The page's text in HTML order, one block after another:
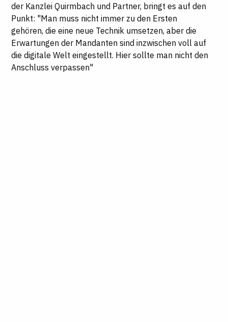
der Kanzlei Quirmbach und Partner, bringt es auf den
Punkt: "Man muss nicht immer zu den Ersten
gehören, die eine neue Technik umsetzen, aber die
Erwartungen der Mandanten sind inzwischen voll auf
die digitale Welt eingestellt. Hier sollte man nicht den
Anschluss verpassen"